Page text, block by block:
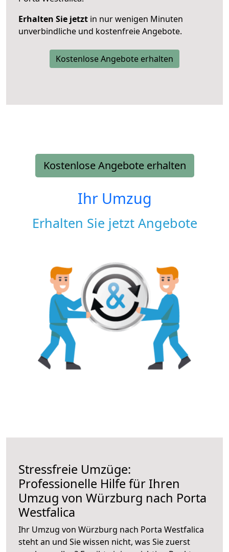
Erhalten Sie jetzt in nur wenigen Minuten
unverbindliche und kostenfreie Angebote.
Kostenlose Angebote erhalten
Kostenlose Angebote erhalten
Ihr Umzug
Erhalten Sie jetzt Angebote
Stressfreie Umzüge:
Professionelle Hilfe für Ihren
Umzug von Würzburg nach Porta
Westfalica
Ihr Umzug von Würzburg nach Porta Westfalica
steht an und Sie wissen nicht, was Sie zuerst